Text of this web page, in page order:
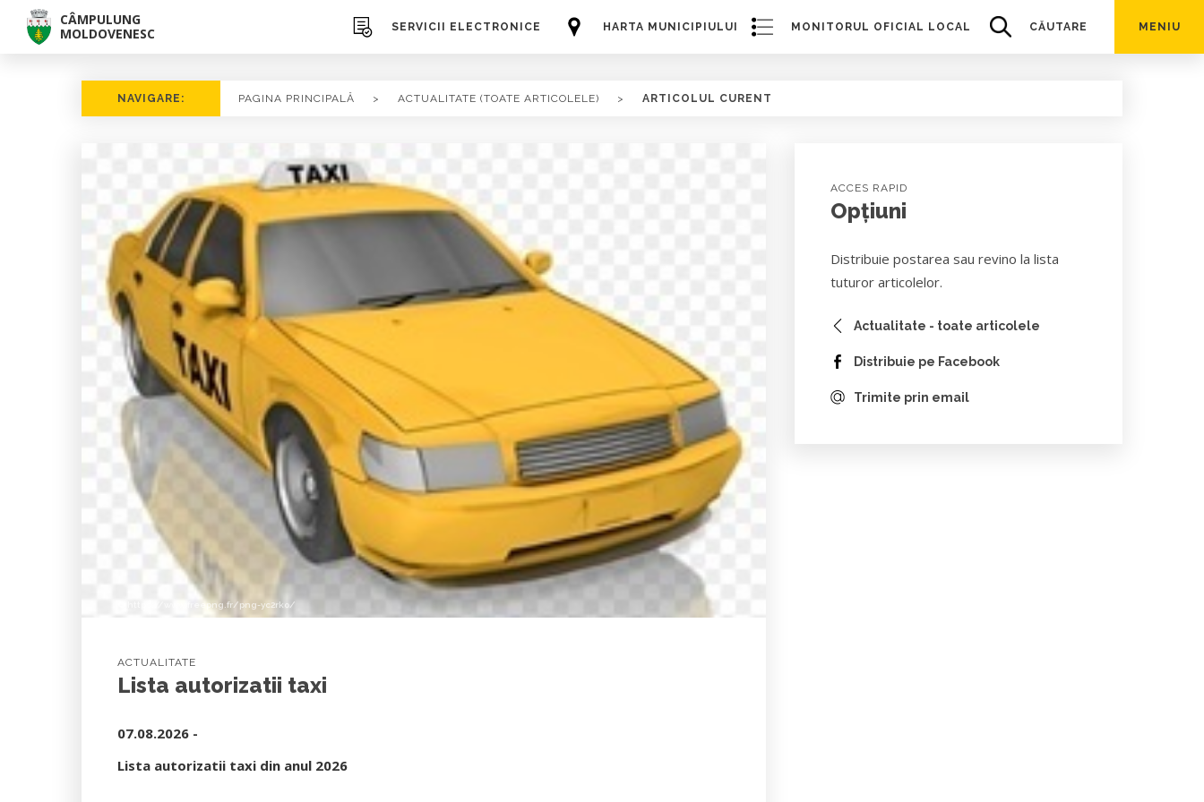
CÂMPULUNG
MOLDOVENESC
HARTA MUNICIPIULUI
SERVICII ELECTRONICE MONITORUL OFICIAL LOCAL CĂUTARE MENIU
NAVIGARE: PAGINA PRINCIPALĂ > ACTUALITATE (TOATE ARTICOLELE) > ARTICOLUL CURENT
© https://www.freepng.fr/png-yc2rko/
ACTUALITATE
Lista autorizatii taxi
07.08.2026 -
Lista autorizatii taxi din anul 2026
ACCES RAPID
Opțiuni
Distribuie postarea sau revino la lista
tuturor articolelor.
Actualitate - toate articolele
Distribuie pe Facebook
Trimite prin email